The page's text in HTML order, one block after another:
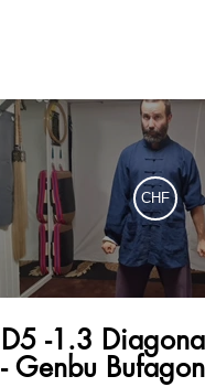
CHF
D5 -1.3
- Genbu